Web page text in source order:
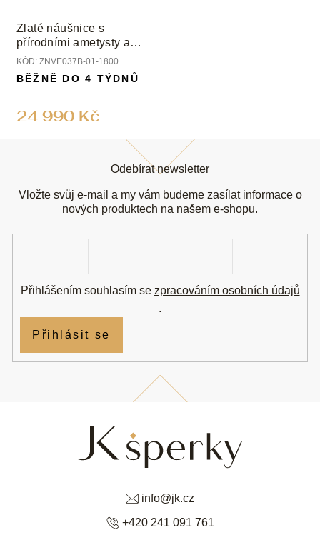
Zlaté náušnice s
přírodními ametysty a
diamanty
KÓD: ZNVE037B-01-1800
24 990 Kč
BĚŽNĚ DO 4 TÝDNŮ
info@jk.cz
+420 241 091 761
Odebírat newsletter
Vložte svůj e-mail a my vám budeme zasílat informace o
nových produktech na našem e-shopu.
Přihlášením souhlasím se zpracováním osobních údajů
.
Přihlásit se